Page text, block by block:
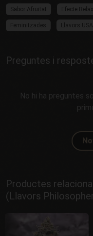
Sabor Afruitat Efecte
Feminitzades Llavors USA
Preguntes i
No hi ha preguntes
Productes
(Llavors